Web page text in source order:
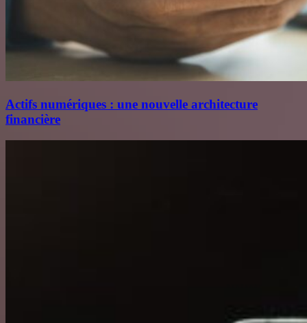
Actifs numériques : une nouvelle architecture
financière